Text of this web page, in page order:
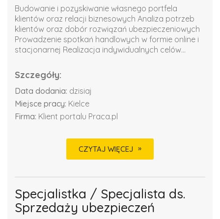
Budowanie i pozyskiwanie własnego portfela
klientów oraz relacji biznesowych Analiza potrzeb
klientów oraz dobór rozwiązań ubezpieczeniowych
Prowadzenie spotkań handlowych w formie online i
stacjonarnej Realizacja indywidualnych celów...
Szczegóły:
Data dodania: dzisiaj
Miejsce pracy: Kielce
Firma: Klient portalu Praca.pl
CZYTAJ WIĘCEJ
Specjalistka / Specjalista ds.
Sprzedaży ubezpieczeń